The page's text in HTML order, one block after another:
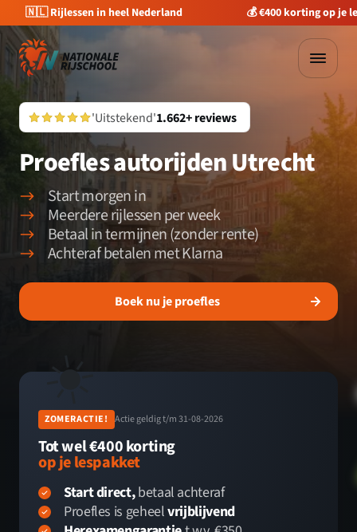
🇳🇱 Rijlessen in heel Nederland 💰 €400 korting op je
'Uitstekend'1.662+ reviews
Proefles autorijden Utrecht
Start morgen in
Meerdere rijlessen per week
Betaal in termijnen (zonder rente)
Achteraf betalen met Klarna
Boek nu je proefles
☀️
ZOMERACTIE! Actie geldig t/m 31-08-2026
Tot wel €400 korting
op je lespakket
Start direct,betaal achteraf
Proefles is geheelvrijblijvend